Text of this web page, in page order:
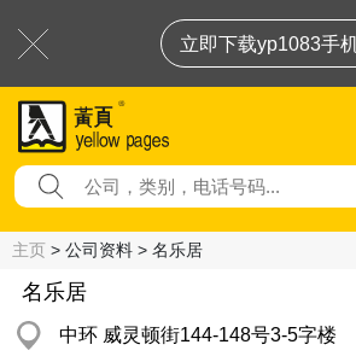
立即下载yp1083手
主页 > 公司资料 > 名乐居
名乐居
中环 威灵顿街144-148号3-5字楼